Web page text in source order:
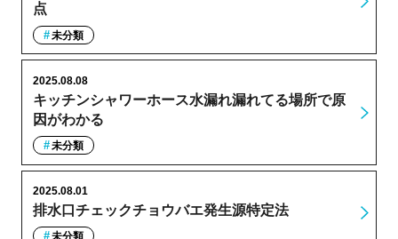
点
未分類
キッチンシャワーホース水漏れ漏れてる場所で原
因がわかる
2025.08.08
未分類
排水口チェックチョウバエ発生源特定法
2025.08.01